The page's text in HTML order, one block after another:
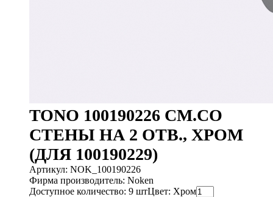
TONO 100190226 СМ.СО
СТЕНЫ НА 2 ОТВ., ХРОМ
(ДЛЯ 100190229)
Артикул: NOK_100190226
Фирма производитель: Noken
Доступное количество: 9 штЦвет: Хром